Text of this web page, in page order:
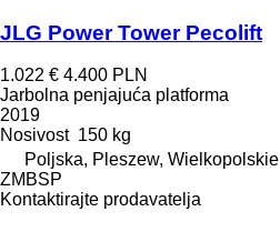
JLG Power Tower Pecolift
1.022 € 4.400 PLN
Jarbolna penjajuća platforma
2019
Nosivost 150 kg
Poljska, Pleszew, Wielkopolskie
ZMBSP
Kontaktirajte prodavatelja